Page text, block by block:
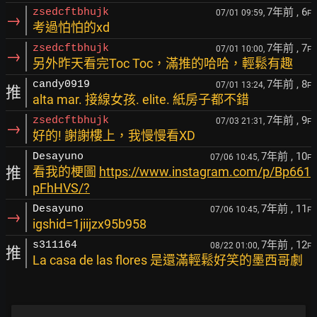
→ zsedcftbhujk 07/01 09:59, 7年前 , 6F
考過怕怕的xd
→ zsedcftbhujk 07/01 10:00, 7年前 , 7F
另外昨天看完Toc Toc，滿推的哈哈，輕鬆有趣
推 candy0919 07/01 13:24, 7年前 , 8F
alta mar. 接線女孩. elite. 紙房子都不錯
→ zsedcftbhujk 07/03 21:31, 7年前 , 9F
好的! 謝謝樓上，我慢慢看XD
推
Desayuno 07/06 10:45, 7年前 , 10F
看我的梗圖 https://www.instagram.com/p/Bp661
pFhHVS/?
→ Desayuno 07/06 10:45, 7年前 , 11 F
igshid=1jiijzx95b958
推 s311164 08/22 01:00, 7年前 , 12F
La casa de las flores 是還滿輕鬆好笑的墨西哥劇